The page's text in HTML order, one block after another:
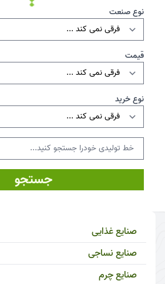
نوع صنعت
قیمت
نوع خرید
جستجو
صنایع غذایی
صنایع نساجی
صنایع چرم